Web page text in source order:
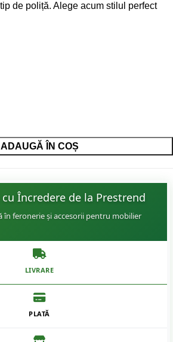
de poliță. Alege acum stilul perfect
ADAUGĂ ÎN COȘ
Încredere de la Prestrend
în feronerie și accesorii pentru mobilier
LIVRARE
PLATĂ